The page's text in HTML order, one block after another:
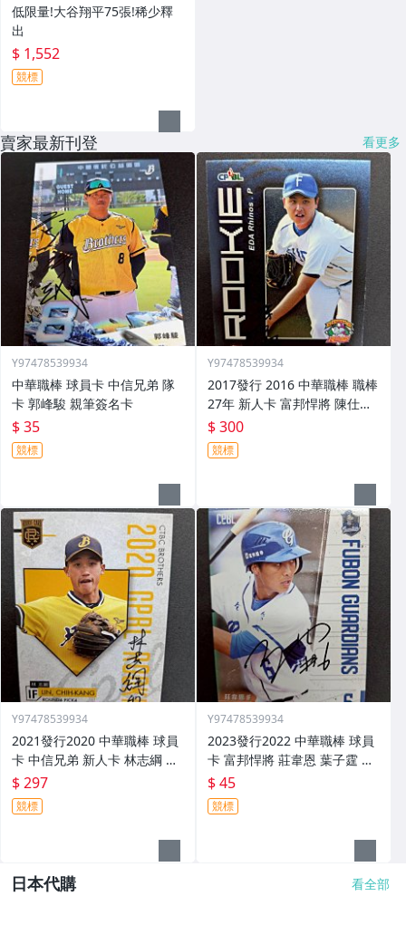
低限量!大谷翔平75張!稀少釋
出
$ 1,552
競標
賣家最新刊登 看更多
Y97478539934
中華職棒 球員卡 中信兄弟 隊
卡 郭峰駿 親筆簽名卡
$ 35
競標
Y97478539934
2017發行 2016 中華職棒 職棒
27年 新人卡 富邦悍將 陳仕朋
親筆簽名卡 rc05
$ 300
競標
Y97478539934
2021發行2020 中華職棒 球員
卡 中信兄弟 新人卡 林志綱 親
筆簽名卡 RC35
$ 297
競標
Y97478539934
2023發行2022 中華職棒 球員
卡 富邦悍將 莊韋恩 葉子霆 親
筆簽名卡 291
$ 45
競標
日本代購 看全部